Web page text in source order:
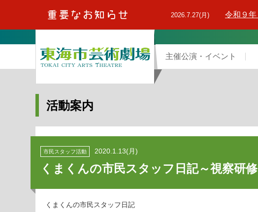
2026.7.27(月) 令和９
主催公演・イベント
活動案内
市民スタッフ活動 2020.1.13(月)
くまくんの市民スタッフ日記～視察研
くまくんの市民スタッフ日記